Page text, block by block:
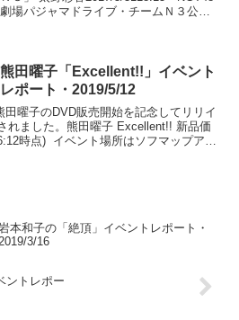
劇場パジャマドライブ・チームＮ３公演
情...
熊田曜子「Excellent!!」イベント
レポート・2019/5/12
曜子のDVD販売開始を記念してリリイ
れました。熊田曜子 Excellent!! 新品価
時点) イベント場所はソフマップア
本和子の「絶頂」イベントレポート・
2019/3/16
ントレポー